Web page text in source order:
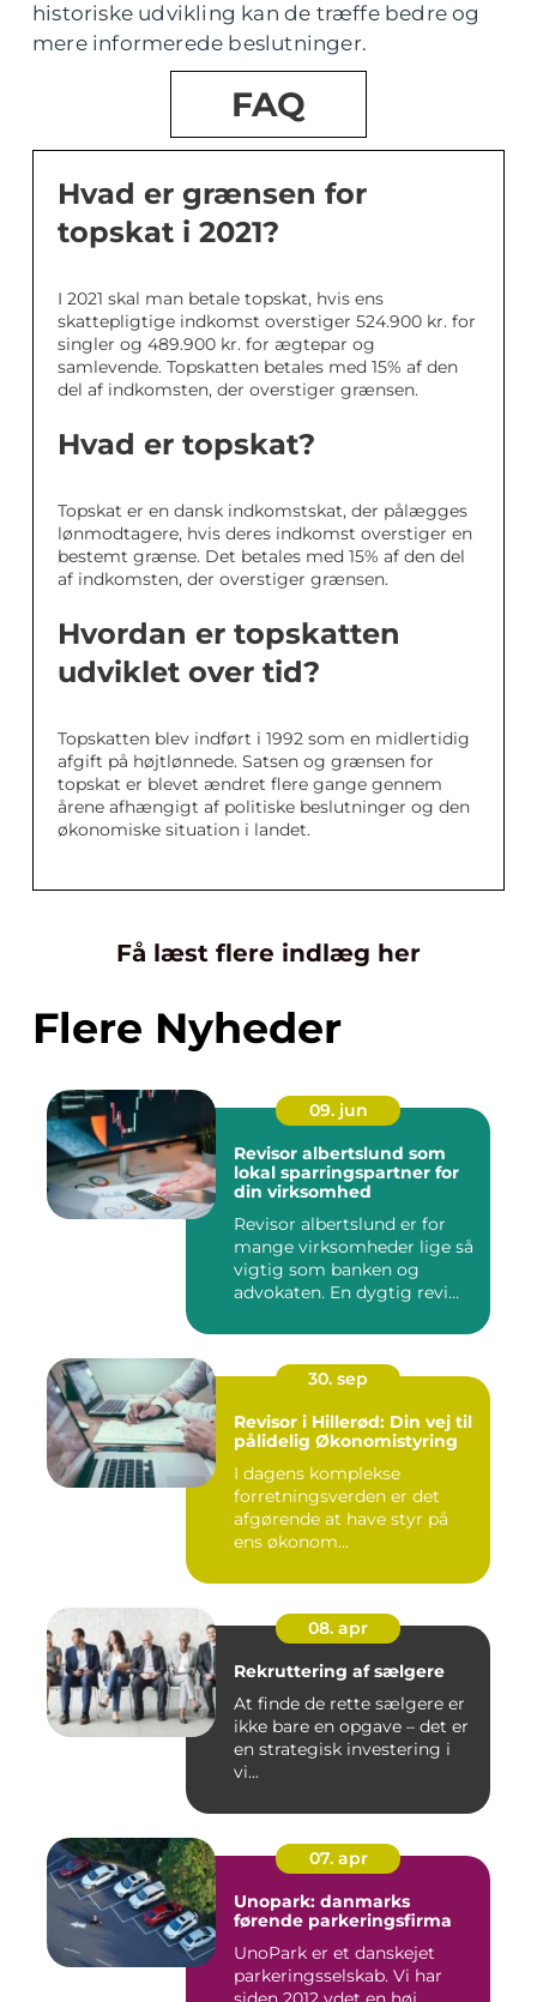
historiske udvikling kan de træffe bedre og
mere informerede beslutninger.
FAQ
Hvad er grænsen for
topskat i 2021?
I 2021 skal man betale topskat, hvis ens
skattepligtige indkomst overstiger 524.900 kr. for
singler og 489.900 kr. for ægtepar og
samlevende. Topskatten betales med 15% af den
del af indkomsten, der overstiger grænsen.
Hvad er topskat?
Topskat er en dansk indkomstskat, der pålægges
lønmodtagere, hvis deres indkomst overstiger en
bestemt grænse. Det betales med 15% af den del
af indkomsten, der overstiger grænsen.
Hvordan er topskatten
udviklet over tid?
Topskatten blev indført i 1992 som en midlertidig
afgift på højtlønnede. Satsen og grænsen for
topskat er blevet ændret flere gange gennem
årene afhængigt af politiske beslutninger og den
økonomiske situation i landet.
Få læst flere indlæg her
Flere Nyheder
09. jun
Revisor albertslund som
lokal sparringspartner for
din virksomhed
Revisor albertslund er for
mange virksomheder lige så
vigtig som banken og
advokaten. En dygtig revi...
30. sep
Revisor i Hillerød: Din vej til
pålidelig Økonomistyring
I dagens komplekse
forretningsverden er det
afgørende at have styr på
ens økonom...
08. apr
Rekruttering af sælgere
At finde de rette sælgere er
ikke bare en opgave – det er
en strategisk investering i
vi...
07. apr
Unopark: danmarks
førende parkeringsfirma
UnoPark er et danskejet
parkeringsselskab. Vi har